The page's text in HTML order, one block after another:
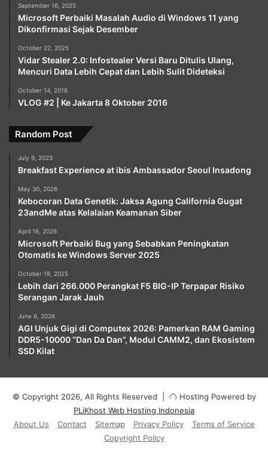
September 16, 2025
Microsoft Perbaiki Masalah Audio di Windows 11 yang
Dikonfirmasi Sejak Desember
October 22, 2025
Vidar Stealer 2.0: Infostealer Versi Baru Ditulis Ulang,
Mencuri Data Lebih Cepat dan Lebih Sulit Dideteksi
October 14, 2016
VLOG #2 | Ke Jakarta 8 Oktober 2016
Random Post
July 9, 2023
Breakfast Experience at ibis Ambassador Seoul Insadong
May 30, 2026
Kebocoran Data Genetik: Jaksa Agung California Gugat
23andMe atas Kelalaian Keamanan Siber
April 16, 2026
Microsoft Perbaiki Bug yang Sebabkan Peningkatan
Otomatis ke Windows Server 2025
October 18, 2025
Lebih dari 266.000 Perangkat F5 BIG-IP Terpapar Risiko
Serangan Jarak Jauh
June 6, 2026
AGI Unjuk Gigi di Computex 2026: Pamerkan RAM Gaming
DDR5-10000 “Dan Da Dan”, Modul CAMM2, dan Ekosistem
SSD Kilat
© Copyright 2026, All Rights Reserved |
Hosting Powered by
PLiKhost Web Hosting Indonesia
About Us
Contact Sitemap Privacy Policy
Terms of Service
Copyright Policy